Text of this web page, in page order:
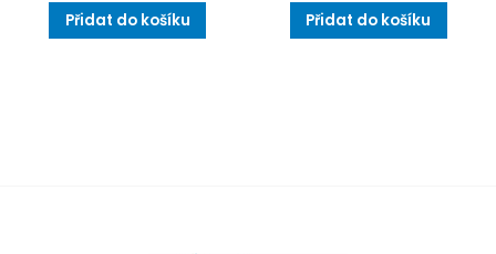
Přidat do košíku Přidat do košíku